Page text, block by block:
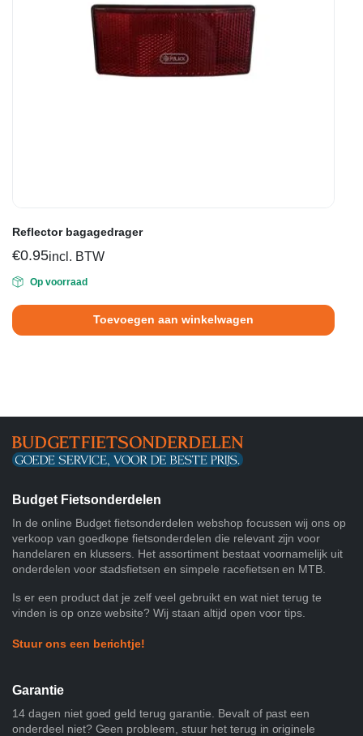
Reflector bagagedrager
€0.95incl. BTW
Op voorraad
Toevoegen aan winkelwagen
Budget Fietsonderdelen
In de online Budget fietsonderdelen webshop focussen wij ons op
verkoop van goedkope fietsonderdelen die relevant zijn voor
handelaren en klussers. Het assortiment bestaat voornamelijk uit
onderdelen voor stadsfietsen en simpele racefietsen en MTB.
Is er een product dat je zelf veel gebruikt en wat niet terug te
vinden is op onze website? Wij staan altijd open voor tips.
Stuur ons een berichtje!
Garantie
14 dagen niet goed geld terug garantie. Bevalt of past een
onderdeel niet? Geen probleem, stuur het terug in originele